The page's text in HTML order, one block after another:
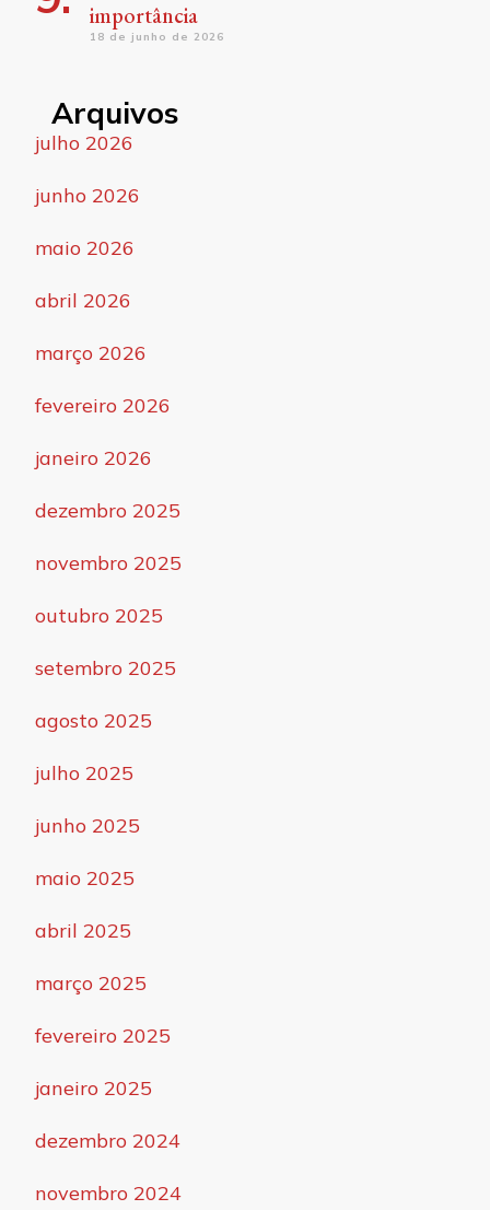
importância
18 de junho de 2026
Arquivos
julho 2026
junho 2026
maio 2026
abril 2026
março 2026
fevereiro 2026
janeiro 2026
dezembro 2025
novembro 2025
outubro 2025
setembro 2025
agosto 2025
julho 2025
junho 2025
maio 2025
abril 2025
março 2025
fevereiro 2025
janeiro 2025
dezembro 2024
novembro 2024